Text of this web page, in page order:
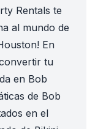
Rentals te
al mundo de
En
tu
en Bob
de Bob
en el